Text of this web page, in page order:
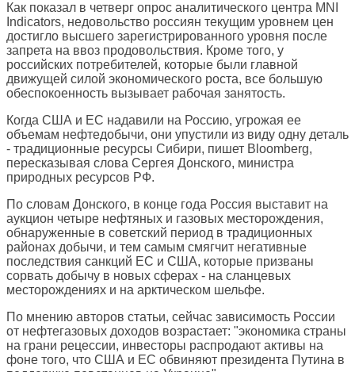
Как показал в четверг опрос аналитического центра MNI
Indicators, недовольство россиян текущим уровнем цен
достигло высшего зарегистрированного уровня после
запрета на ввоз продовольствия. Кроме того, у
российских потребителей, которые были главной
движущей силой экономического роста, все большую
обеспокоенность вызывает рабочая занятость.
Когда США и ЕС надавили на Россию, угрожая ее
объемам нефтедобычи, они упустили из виду одну деталь
- традиционные ресурсы Сибири, пишет Bloomberg,
пересказывая слова Сергея Донского, министра
природных ресурсов РФ.
По словам Донского, в конце года Россия выставит на
аукцион четыре нефтяных и газовых месторождения,
обнаруженные в советский период в традиционных
районах добычи, и тем самым смягчит негативные
последствия санкций ЕС и США, которые призваны
сорвать добычу в новых сферах - на сланцевых
месторождениях и на арктическом шельфе.
По мнению авторов статьи, сейчас зависимость России
от нефтегазовых доходов возрастает: "экономика страны
на грани рецессии, инвесторы распродают активы на
фоне того, что США и ЕС обвиняют президента Путина в